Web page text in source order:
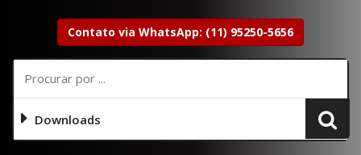
Contato via WhatsApp: (11) 95250-5656
Downloads